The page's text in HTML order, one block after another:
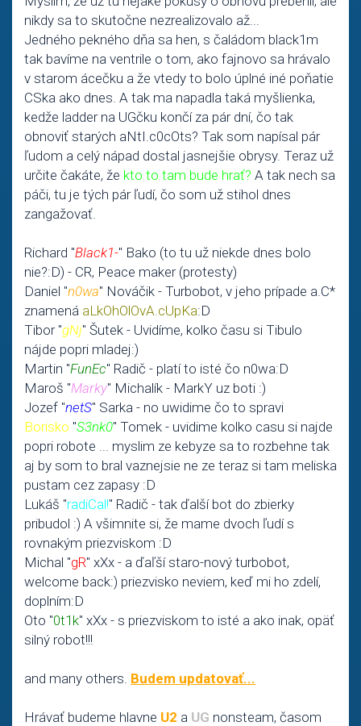
nikdy sa to skutočne nezrealizovalo až...
Jedného pekného dňa sa hen, s čaládom black1m
tak bavíme na ventrile o tom, ako fajnovo sa hrávalo
v starom ácečku a že vtedy to bolo úplné iné poňatie
CSka ako dnes. A tak ma napadla taká myšlienka,
kedže ladder na UGčku končí za pár dní, čo tak
obnoviť starých aNtI.c0cOts? Tak som napísal pár
ľudom a celý nápad dostal jasnejšie obrysy. Teraz už
určite čakáte, že kto to tam bude hrať? A tak nech sa
páči, tu je tých pár ľudí, čo som už stihol dnes
zangažovať.
Richard "Black1-" Bako (to tu už niekde dnes bolo
nie?:D) - CR, Peace maker(protesty)
Daniel "n0wa" Nováčik - Turbobot, v jeho prípade a.C*
znamená aLkOhOlOvA.cUpKa:D
Tibor "gNj" Šutek - Uvidíme, kolko času si Tibulo
nájde popri mladej:)
Martin "FunEc" Radič - platí to isté čo n0wa:D
Maroš "Marky" Michalík - MarkY uz boti :)
Jozef "netS" Sarka - no uwidime čo to spravi
Borisko "S3nk0" Tomek - uvidime kolko casu si najde
popri robote ... myslim ze kebyze sa to rozbehne tak
aj by som to bral vaznejsie ne ze teraz si tam meliska
pustam cez zapasy :D
Lukáš "radiCal!" Radič - tak ďalší bot do zbierky
pribudol :) A všimnite si, že mame dvoch ľudí s
rovnakým priezviskom :D
Michal "gR" xXx - a ďaľší staro-nový turbobot,
welcome back:) priezvisko neviem, keď mi ho zdelí,
doplním:D
Oto "0t1k" xXx - s priezviskom to isté a ako inak, opäť
silný robot!!!
and many others. Budem updatovať...
Hrávať budeme hlavne U2 a UG nonsteam, časom